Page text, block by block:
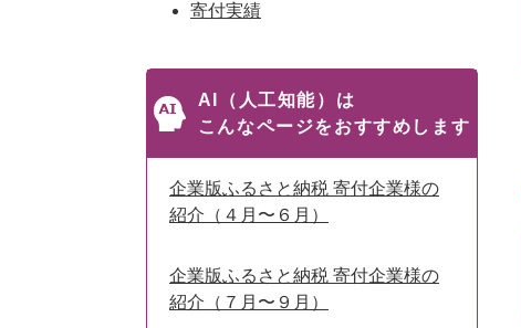
寄付実績
AI（人工知能）は
こんなページをおすすめします
企業版ふるさと納税 寄付企業様の
紹介（４月〜６月）
企業版ふるさと納税 寄付企業様の
紹介（７月〜９月）